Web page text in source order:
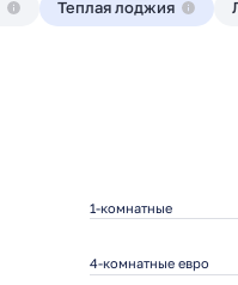
Теплая лоджия
1-комнатные
4-комнатные евро